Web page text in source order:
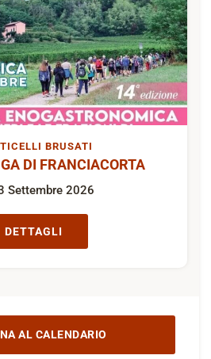
BRUSATI
DI FRANCIACORTA
Settembre 2026
DETTAGLI
AL CALENDARIO